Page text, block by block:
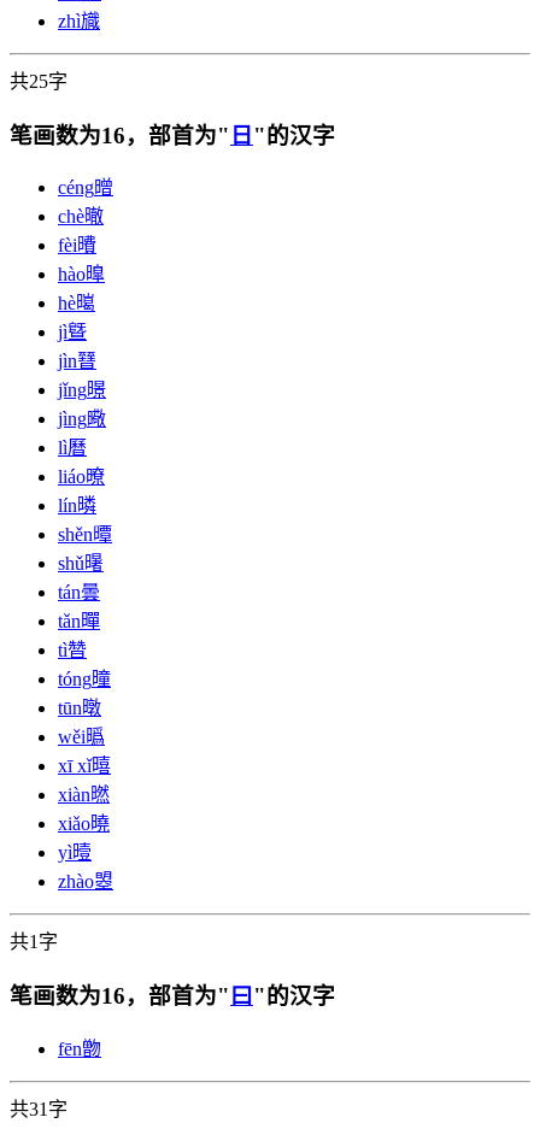
zhì旘
共25字
笔画数为16，部首为" 日 "的汉字
céng㬝
chè㬚
fèi曊
hào曍
hè㬞
jì曁
jìn㬜
jǐng暻
jìng曔
lì曆
liáo暸
lín暽
shěn曋
shǔ龧
tán曇
tǎn暺
tì㬱
tóng曈
tūn暾
wěi㬙
xī xǐ暿
xiàn㬗
xiǎo曉
yì曀
zhào曌
共1字
笔画数为16，部首为" 曰 "的汉字
fēn朆
共31字